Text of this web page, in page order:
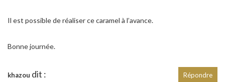
Il est possible de réaliser ce caramel à l’avance.
Bonne journée.
khazou dit : Répondre